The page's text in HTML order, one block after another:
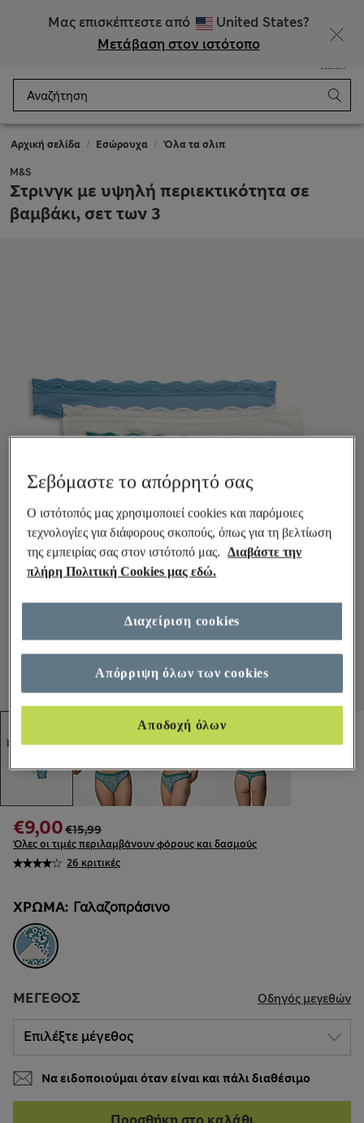
Μας επισκέπτεστε από
United States?
Μετάβαση στον ιστότοπο
Αρχική σελίδα Εσώρουχα Όλα τα σλιπ
M&S
Στρινγκ με υψηλή περιεκτικότητα σε
βαμβάκι, σετ των 3
26 κριτικές
€15,99
€9,00
Όλες οι τιμές περιλαμβάνουν φόρους και δασμούς
ΧΡΏΜΑ: Γαλαζοπράσινο
ΜΈΓΕΘΟΣ Οδηγός μεγεθών
Να ειδοποιούμαι όταν είναι και πάλι διαθέσιμο
Σεβόμαστε το απόρρητό σας
Ο ιστότοπός μας χρησιμοποιεί cookies και παρόμοιες
τεχνολογίες για διάφορους σκοπούς, όπως για τη βελτίωση
της εμπειρίας σας στον ιστότοπό μας.
Διαβάστε την
πλήρη Πολιτική Cookies μας εδώ.
Απόρριψη όλων των cookies
Αποδοχή όλων
Διαχείριση cookies